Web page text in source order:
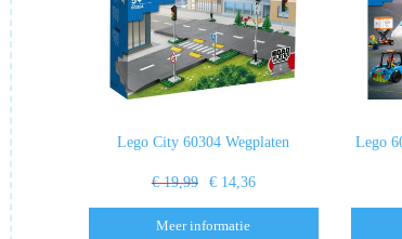
Lego City 60304 Wegplaten
€ 19,99 € 14,36
Meer informatie
Lego